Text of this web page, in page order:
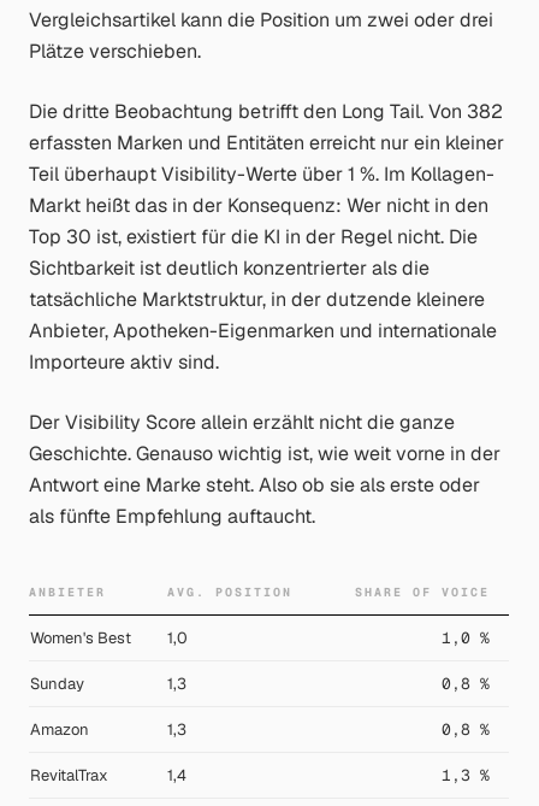
Vergleichsartikel kann die Position um zwei oder drei
Plätze verschieben.
Die dritte Beobachtung betrifft den Long Tail. Von 382
erfassten Marken und Entitäten erreicht nur ein kleiner
Teil überhaupt Visibility-Werte über 1 %. Im Kollagen-
Markt heißt das in der Konsequenz: Wer nicht in den
Top 30 ist, existiert für die KI in der Regel nicht. Die
Sichtbarkeit ist deutlich konzentrierter als die
tatsächliche Marktstruktur, in der dutzende kleinere
Anbieter, Apotheken-Eigenmarken und internationale
Importeure aktiv sind.
Der Visibility Score allein erzählt nicht die ganze
Geschichte. Genauso wichtig ist,wie weit vorne in der
Antwort eine Marke steht. Also ob sie als erste oder
als fünfte Empfehlung auftaucht.
ANBIETER AVG. POSITION SHARE OF VOICE
Women's Best 1,0 1,0 %
Sunday 1,3 0,8 %
Amazon 1,3 0,8 %
RevitalTrax 1,4 1,3 %